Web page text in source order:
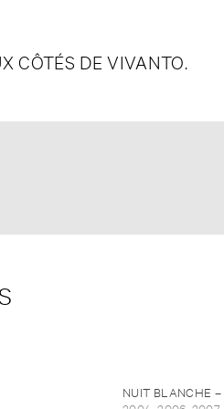
CÔTÉS DE VIVANTO.
NUIT BLANCHE –